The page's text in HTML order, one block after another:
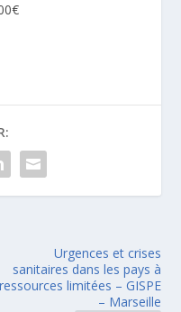
Urgences et crises
sanitaires dans les pays à
ressources limitées – GISPE
– Marseille